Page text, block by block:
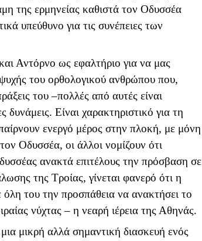
της ερμηνείας καθιστά τον Οδυσσέα
υπεύθυνο για τις συνέπειες των
Αντόρνο ως εφαλτήριο για να μας
του ορθολογικού ανθρώπου που,
του –πολλές από αυτές είναι
Είναι χαρακτηριστικό για τη
ενεργό μέρος στην πλοκή, με μόνη
Οδυσσέα, οι άλλοι νομίζουν ότι
ανακτά επιτέλους την πρόσβαση σε
της Τροίας, γίνεται φανερό ότι η
όλη του την προσπάθεια να ανακτήσει το
νύχτας – η νεαρή ιέρεια της Αθηνάς.
μικρή αλλά σημαντική διασκευή ενός